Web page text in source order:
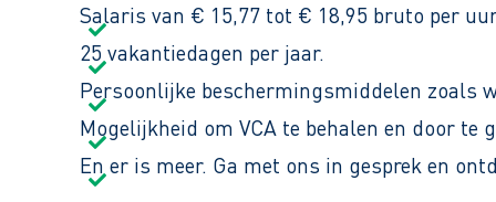
Salaris van € 15,77 tot € 18,95 bruto per
25 vakantiedagen per jaar.
Persoonlijke beschermingsmiddelen zoals
Mogelijkheid om VCA te behalen en door te
En er is meer. Ga met ons in gesprek en